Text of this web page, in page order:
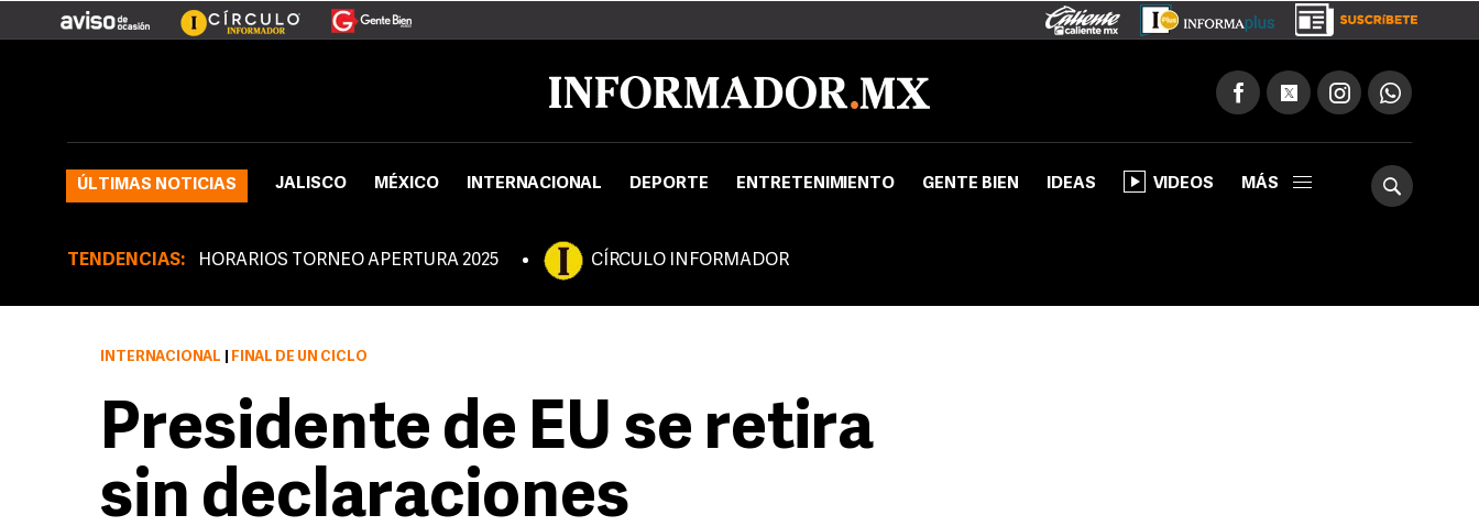
ÚLTIMAS NOTICIAS JALISCO MÉXICO INTERNACIONAL DEPORTE ENTRETENIMIENTO GENTE BIEN IDEAS VIDEOS MÁS
TENDENCIAS: HORARIOS TORNEO APERTURA 2025 CÍRCULO INFORMADOR
INTERNACIONAL FINAL DE UN CICLO
Presidente de EU se retira
sin declaraciones